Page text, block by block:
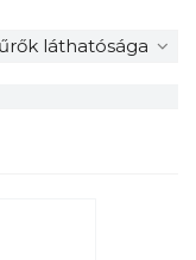
láthatósága